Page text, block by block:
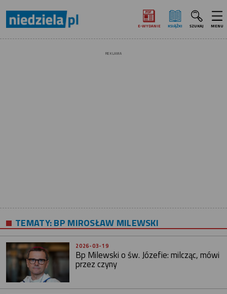
E‑WYDANIE KSIĄŻKI SZUKAJ MENU
REKLAMA
TEMATY:BP MIROSŁAW MILEWSKI
2026-03-19
Bp Milewski o św. Józefie: milcząc, mówi
przez czyny